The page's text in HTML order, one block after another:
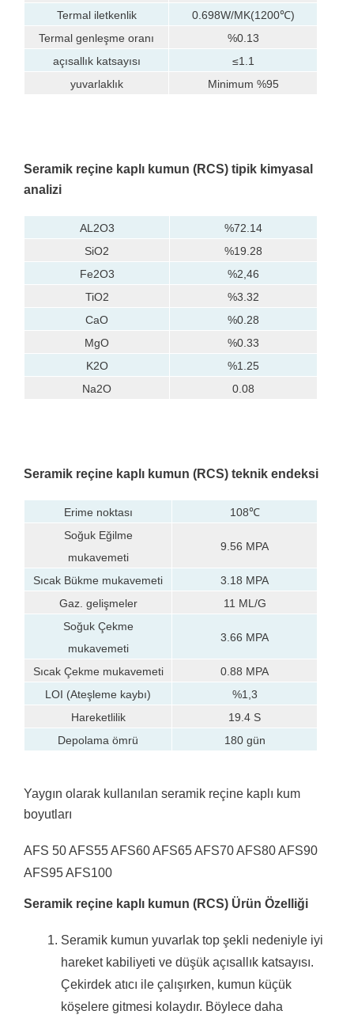
Termal iletkenlik
0.698W/MK(1200℃)
Termal genleşme oranı
%0.13
açısallık katsayısı
≤1.1
yuvarlaklık
Minimum %95
Seramik reçine kaplı kumun (RCS) tipik kimyasal
analizi
AL2O3
%72.14
SiO2
%19.28
Fe2O3
%2,46
TiO2
%3.32
CaO
%0.28
MgO
%0.33
K2O
%1.25
Na2O
0.08
Seramik reçine kaplı kumun (RCS) teknik endeksi
Erime noktası
108℃
Soğuk Eğilme
mukavemeti
9.56 MPA
Sıcak Bükme mukavemeti
3.18 MPA
Gaz. gelişmeler
11 ML/G
Soğuk Çekme
mukavemeti
3.66 MPA
Sıcak Çekme mukavemeti
0.88 MPA
LOI (Ateşleme kaybı)
%1,3
Hareketlilik
19.4 S
Depolama ömrü
180 gün
Yaygın olarak kullanılan seramik reçine kaplı kum
boyutları
AFS 50 AFS55 AFS60 AFS65 AFS70 AFS80 AFS90
AFS95 AFS100
Seramik reçine kaplı kumun (RCS) Ürün Özelliği
Seramik kumun yuvarlak top şekli nedeniyle iyi
hareket kabiliyeti ve düşük açısallık katsayısı.
Çekirdek atıcı ile çalışırken, kumun küçük
köşelere gitmesi kolaydır. Böylece daha